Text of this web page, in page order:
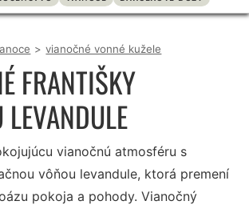
> vianočné vonné kužele
FRANTIŠKY
vianočnú atmosféru s
vôňou levandule, ktorá premení
pokoja a pohody. Vianočný